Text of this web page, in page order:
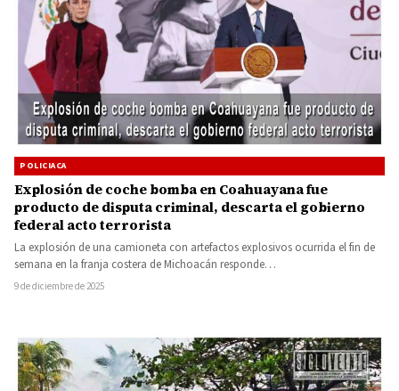
POLICIACA
Explosión de coche bomba en Coahuayana fue
producto de disputa criminal, descarta el gobierno
federal acto terrorista
La explosión de una camioneta con artefactos explosivos ocurrida el fin de
semana en la franja costera de Michoacán responde…
9 de diciembre de 2025